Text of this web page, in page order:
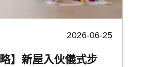
2026-06-25
略】新屋入伙儀式步